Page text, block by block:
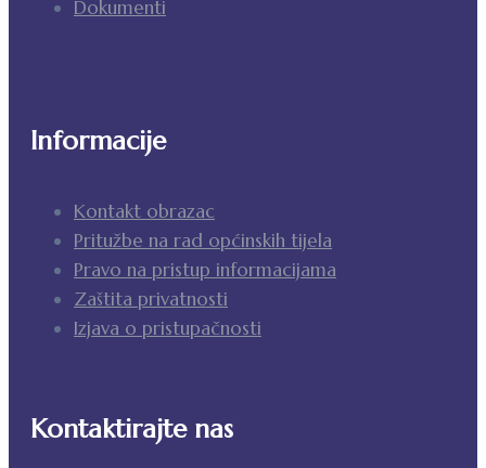
Dokumenti
Informacije
Kontakt obrazac
Pritužbe na rad općinskih tijela
Pravo na pristup informacijama
Zaštita privatnosti
Izjava o pristupačnosti
Kontaktirajte nas